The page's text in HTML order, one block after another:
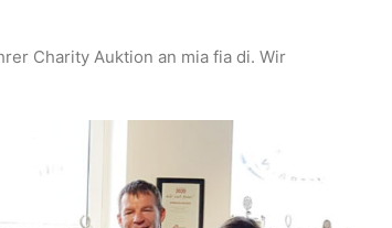
Charity Auktion an mia fia di. Wir